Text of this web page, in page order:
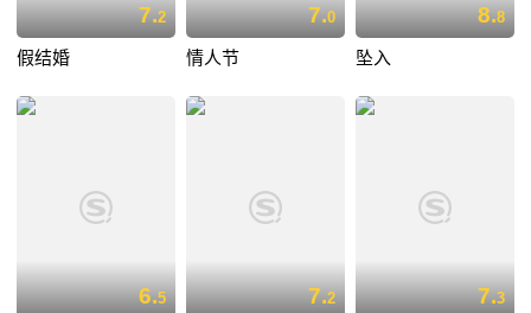
7.2
假结婚
7.0
情人节
8.8
坠入
6.5 7.2 7.3